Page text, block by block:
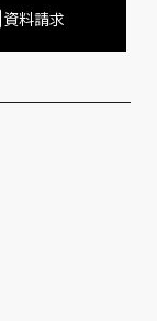
資料請求